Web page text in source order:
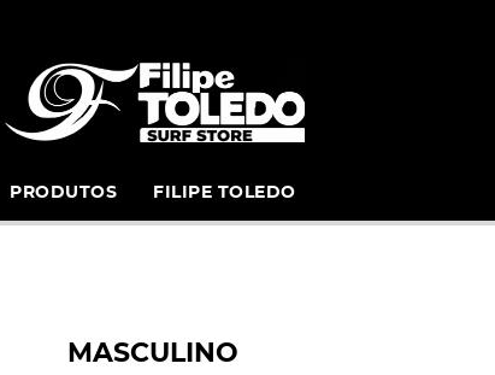
PRODUTOS FILIPE TOLEDO
MASCULINO